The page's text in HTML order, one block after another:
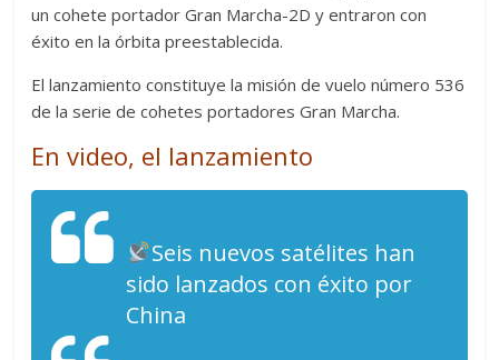
un cohete portador Gran Marcha-2D y entraron con
éxito en la órbita preestablecida.
El lanzamiento constituye la misión de vuelo número 536
de la serie de cohetes portadores Gran Marcha.
En video, el lanzamiento
Seis nuevos satélites han
sido lanzados con éxito por
China